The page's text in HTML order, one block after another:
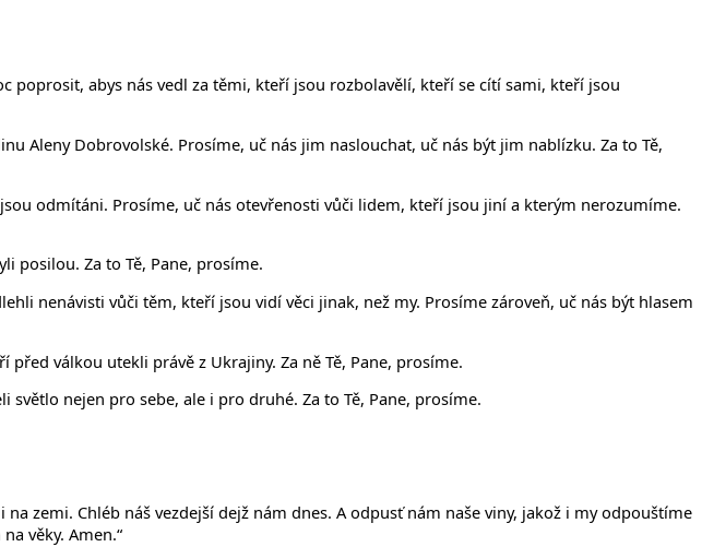
poprosit, abys nás vedl za těmi, kteří jsou rozbolavělí, kteří se cítí sami, kteří jsou
Aleny Dobrovolské. Prosíme, uč nás jim naslouchat, uč nás být jim nablízku. Za to Tě,
odmítáni. Prosíme, uč nás otevřenosti vůči lidem, kteří jsou jiní a kterým nerozumíme.
posilou. Za to Tě, Pane, prosíme.
nenávisti vůči těm, kteří jsou vidí věci jinak, než my. Prosíme zároveň, uč nás být hlasem
válkou utekli právě z Ukrajiny. Za ně Tě, Pane, prosíme.
nejen pro sebe, ale i pro druhé. Za to Tě, Pane, prosíme.
zemi. Chléb náš vezdejší dejž nám dnes. A odpusť nám naše viny, jakož i my odpouštíme
věky. Amen.“